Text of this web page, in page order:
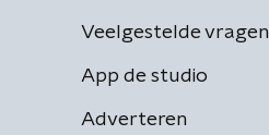
Veelgestelde vragen
App de studio
Adverteren